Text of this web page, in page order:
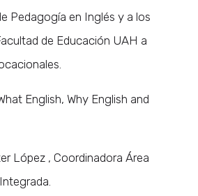
Pedagogía en Inglés y a los
de Educación UAH a
English, Why English and
López , Coordinadora Área